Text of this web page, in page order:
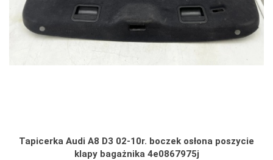
Tapicerka Audi A8 D3 02-10r. boczek osłona poszycie
klapy bagażnika 4e0867975j